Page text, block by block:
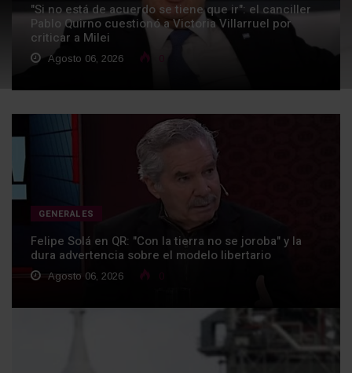
"Si no está de acuerdo se tiene que ir": el canciller
Pablo Quirno cuestionó a Victoria Villarruel por
criticar a Milei
Agosto 06, 2026
GENERALES
Felipe Solá en QR: "Con la tierra no se joroba" y la
dura advertencia sobre el modelo libertario
Agosto 06, 2026 0